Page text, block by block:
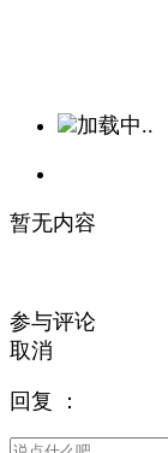
加载中..
暂无内容
参与评论
取消
回复 ：